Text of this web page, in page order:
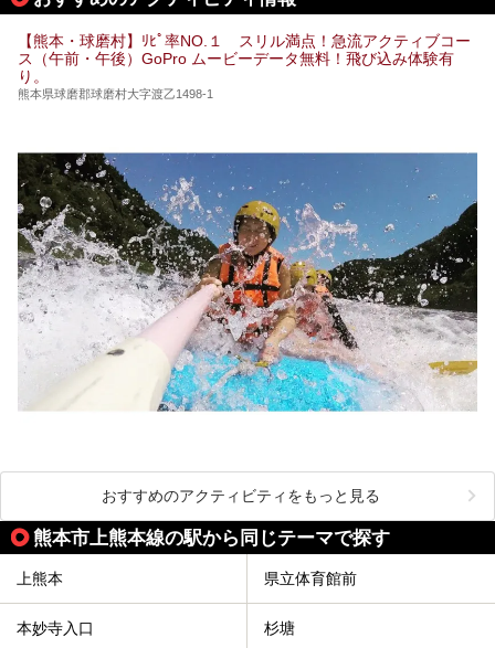
ん。
この2軒は今どうなっているのでしょうか。実は現在は「地
獄温泉 青風荘．」「垂玉温泉 瀧日和」として営業を再開し
します。
【熊本・球磨村】ﾘﾋﾟ率NO.１ スリル満点！急流アクティブコー
ス（午前・午後）GoPro ムービーデータ無料！飛び込み体験有
り。
熊本県球磨郡球磨村大字渡乙1498-1
おすすめのアクティビティをもっと見る
熊本市上熊本線の駅から同じテーマで探す
上熊本 県立体育館前
本妙寺入口 杉塘